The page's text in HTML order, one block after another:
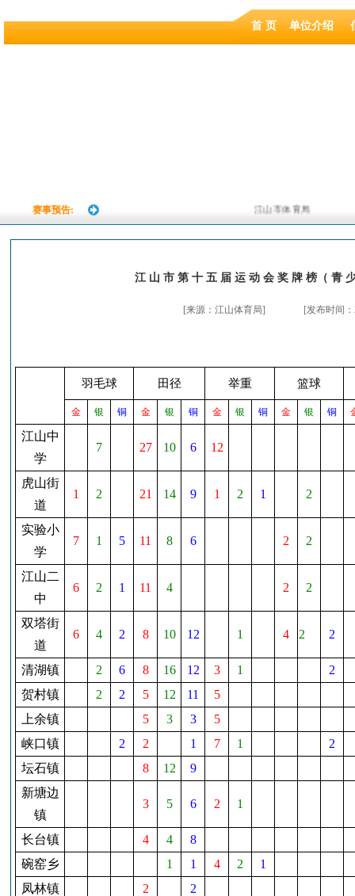
首 页 单位介绍
赛事预告: 江山市体育局
江 山 市 第 十 五 届 运 动 会 奖 牌 榜（ 青
[来源：江山体育局] [发布时间
羽毛球 田径 举重 篮球
金 银 铜 金 银 铜 金 银 铜 金 银 铜
江山中
学
7 27 10 6 12
虎山街
道
1 2 21 14 9 1 2 1 2
实验小
学
7 1 5 11 8 6 2 2
江山二
中
6 2 1 11 4 2 2
双塔街
道
6 4 2 8 10 12 1 4 2 2
清湖镇 2 6 8 16 12 3 1
2
贺村镇
2 2 5 12 11
5
上余镇
5 3 3
5
峡口镇
2 2 1 7 1
2
坛石镇
8 12
9
新塘边
镇
3 5 6 2 1
长台镇 4 4
8
碗窑乡
1 1 4 2
1
凤林镇
2
2